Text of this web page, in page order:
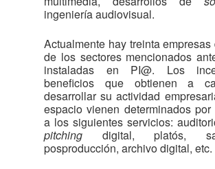
ingeniería audiovisual.
Actualmente hay treinta
de los sectores mencionados
instaladas en PI@. Los
beneficios que obtienen a
desarrollar su actividad
espacio vienen determinados
a los siguientes servicios:
pitching digital, platós,
posproducción, archivo digital, etc.